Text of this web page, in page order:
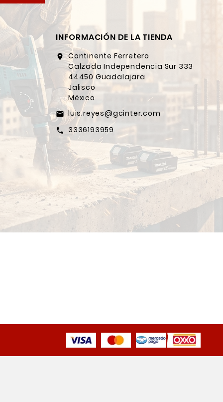
INFORMACIÓN DE LA TIENDA
location_on Continente Ferretero
Calzada Independencia Sur 333
44450 Guadalajara
Jalisco
México
email luis.reyes@gcinter.com
call 3336193959